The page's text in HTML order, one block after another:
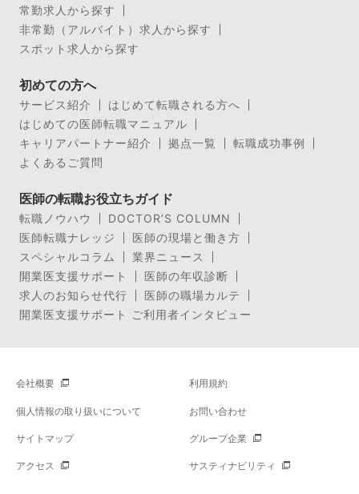
常勤求人から探す
非常勤（アルバイト）求人から探す
スポット求人から探す
初めての方へ
サービス紹介
はじめて転職される方へ
はじめての医師転職マニュアル
キャリアパートナー紹介
拠点一覧
転職成功事例
よくあるご質問
医師の転職お役立ちガイド
転職ノウハウ
DOCTOR’S COLUMN
医師転職ナレッジ
医師の現場と働き方
スペシャルコラム
業界ニュース
開業医支援サポート
医師の年収診断
求人のお知らせ代行
医師の職場カルテ
開業医支援サポート ご利用者インタビュー
会社概要 利用規約
個人情報の取り扱いについて お問い合わせ
サイトマップ グループ企業
アクセス サスティナビリティ